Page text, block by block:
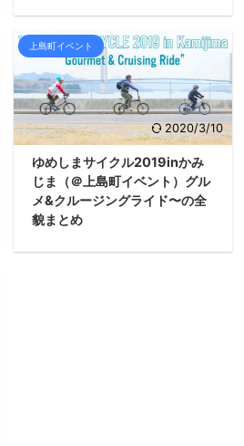
上島町イベント
2020/3/10
ゆめしまサイクル2019inかみ
じま（＠上島町イベント）グル
メ&クルージングライド〜の全
貌まとめ